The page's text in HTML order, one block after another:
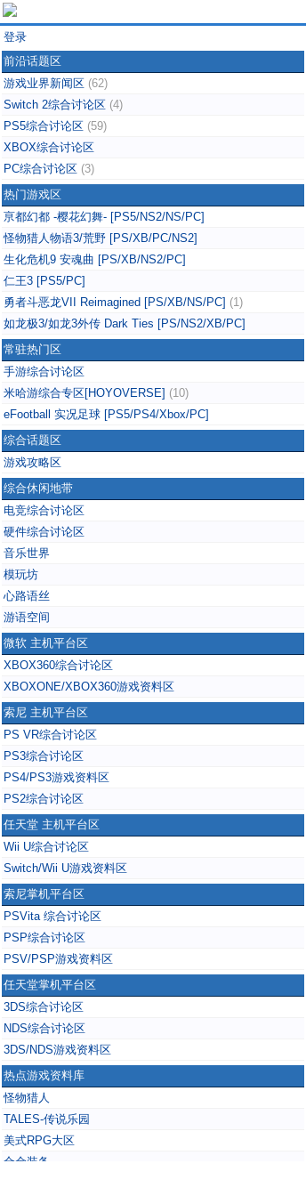
登录
前沿话题区
游戏业界新闻区 (62)
Switch 2综合讨论区 (4)
PS5综合讨论区 (59)
XBOX综合讨论区
PC综合讨论区 (3)
热门游戏区
亰都幻都 -樱花幻舞- [PS5/NS2/NS/PC]
怪物猎人物语3/荒野 [PS/XB/PC/NS2]
生化危机9 安魂曲 [PS/XB/NS2/PC]
仁王3 [PS5/PC]
勇者斗恶龙VII Reimagined [PS/XB/NS/PC] (1)
如龙极3/如龙3外传 Dark Ties [PS/NS2/XB/PC]
常驻热门区
手游综合讨论区
米哈游综合专区[HOYOVERSE] (10)
eFootball 实况足球 [PS5/PS4/Xbox/PC]
综合话题区
游戏攻略区
综合休闲地带
电竞综合讨论区
硬件综合讨论区
音乐世界
模玩坊
心路语丝
游语空间
微软 主机平台区
XBOX360综合讨论区
XBOXONE/XBOX360游戏资料区
索尼 主机平台区
PS VR综合讨论区
PS3综合讨论区
PS4/PS3游戏资料区
PS2综合讨论区
任天堂 主机平台区
Wii U综合讨论区
Switch/Wii U游戏资料区
索尼掌机平台区
PSVita 综合讨论区
PSP综合讨论区
PSV/PSP游戏资料区
任天堂掌机平台区
3DS综合讨论区
NDS综合讨论区
3DS/NDS游戏资料区
热点游戏资料库
怪物猎人
TALES-传说乐园
美式RPG大区
合金装备